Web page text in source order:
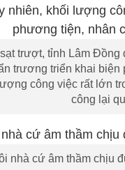
trượt, tỉnh Lâm
trương triển khai
công việc rất lớn
công lại
nhà cứ âm thầm chịu